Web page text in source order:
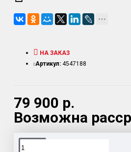
79 900 р.
Возможна
НА ЗАКАЗ
Артикул: 4547188
Доставка товара по всему